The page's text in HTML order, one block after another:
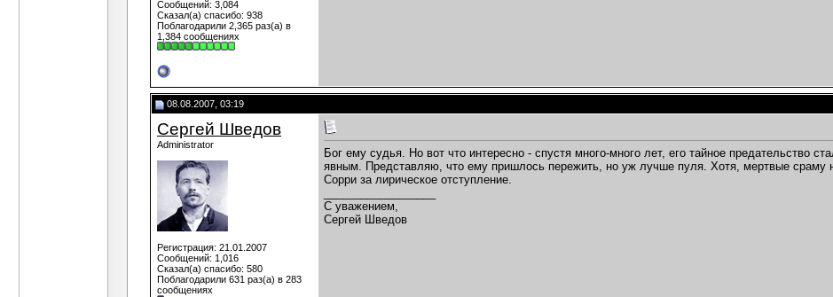
Сообщений: 3,084
Сказал(а) спасибо: 938
Поблагодарили 2,365 раз(а) в
1,384 сообщениях
08.08.2007, 03:19
Сергей Шведов
Administrator
Регистрация: 21.01.2007
Сообщений: 1,016
Сказал(а) спасибо: 580
Поблагодарили 631 раз(а) в 283
сообщениях
Бог ему судья. Но вот что интересно - спустя много-много лет, его тайное предательство
явным. Представляю, что ему пришлось пережить, но уж лучше пуля. Хотя, мертвые сраму
Сорри за лирическое отступление.
C уважением,
Сергей Шведов